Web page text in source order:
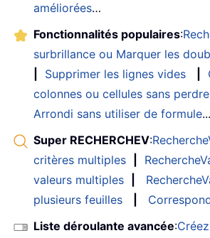
améliorées…
Fonctionnalités populaires:
surbrillance ou Marquer les
Supprimer les lignes vides
colonnes ou cellules sans
Arrondi sans utiliser de formule...
Super RECHERCHEV:
critères multiples
valeurs multiples
plusieurs feuilles
Liste déroulante avancée: